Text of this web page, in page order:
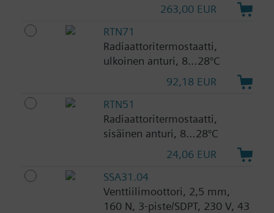
263,00 EUR
RTN71
Radiaattoritermostaatti,
ulkoinen anturi, 8…28°C
92,18 EUR
RTN51
Radiaattoritermostaatti,
sisäinen anturi, 8…28°C
24,06 EUR
SSA31.04
Venttiilimoottori, 2,5 mm,
160 N, 3-piste/SDPT, 230 V, 43